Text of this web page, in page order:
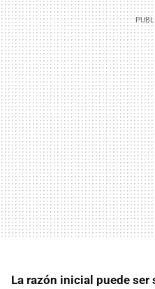
La razón inicial puede ser